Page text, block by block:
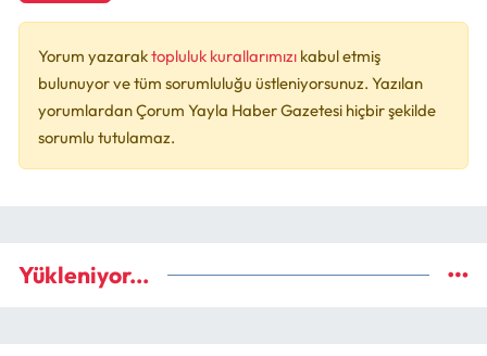
Yorum yazaraktopluluk kurallarımızı kabul etmiş
bulunuyor ve tüm sorumluluğu üstleniyorsunuz. Yazılan
yorumlardan Çorum Yayla Haber Gazetesi hiçbir şekilde
sorumlu tutulamaz.
Yükleniyor...